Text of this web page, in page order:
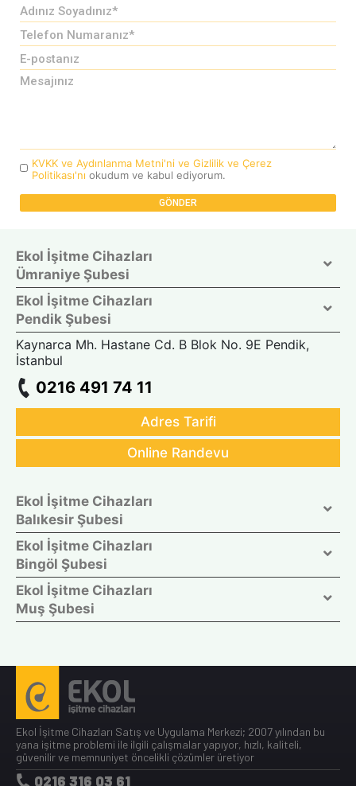
KVKK ve Aydınlanma Metni'ni ve Gizlilik ve Çerez
Politikası'nı okudum ve kabul ediyorum.
Ekol İşitme Cihazları
Ümraniye Şubesi
Ekol İşitme Cihazları
Pendik Şubesi
Kaynarca Mh. Hastane Cd. B Blok No. 9E Pendik,
İstanbul
0216 491 74 11
Adres Tarifi
Online Randevu
Ekol İşitme Cihazları
Balıkesir Şubesi
Ekol İşitme Cihazları
Bingöl Şubesi
Ekol İşitme Cihazları
Muş Şubesi
Ekol İşitme Cihazları Satış ve Uygulama Merkezi; 2007 yılından bu
yana işitme problemi ile ilgili çalışmalar yapıyor, hızlı, kaliteli,
güvenilir ve memnuniyet öncelikli çözümler üretiyor
0216 316 03 61